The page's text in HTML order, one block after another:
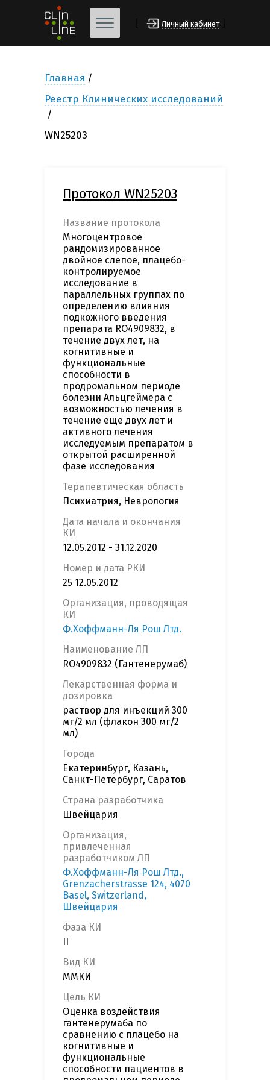
Личный кабинет
Главная
Реестр Клинических исследований
WN25203
Протокол WN25203
Название протокола
Многоцентровое
рандомизированное
двойное слепое, плацебо-
контролируемое
исследование в
параллельных группах по
определению влияния
подкожного введения
препарата RO4909832, в
течение двух лет, на
когнитивные и
функциональные
способности в
продромальном периоде
болезни Альцгеймера с
возможностью лечения в
течение еще двух лет и
активного лечения
исследуемым препаратом в
открытой расширенной
фазе исследования
Терапевтическая область
Психиатрия, Неврология
Дата начала и окончания
КИ
12.05.2012 - 31.12.2020
Номер и дата РКИ
25 12.05.2012
Организация, проводящая
КИ
Ф.Хоффманн-Ля Рош Лтд.
Наименование ЛП
RO4909832 (Гантенерумаб)
Лекарственная форма и
дозировка
раствор для инъекций 300
мг/2 мл (флакон 300 мг/2
мл)
Города
Екатеринбург, Казань,
Санкт-Петербург, Саратов
Страна разработчика
Швейцария
Организация,
привлеченная
разработчиком ЛП
Ф.Хоффманн-Ля Рош Лтд.,
Grenzacherstrasse 124, 4070
Basel, Switzerland,
Швейцария
Фаза КИ
Вид КИ
ММКИ
Цель КИ
Оценка воздействия
гантенерумаба по
сравнению с плацебо на
когнитивные и
функциональные
способности пациентов в